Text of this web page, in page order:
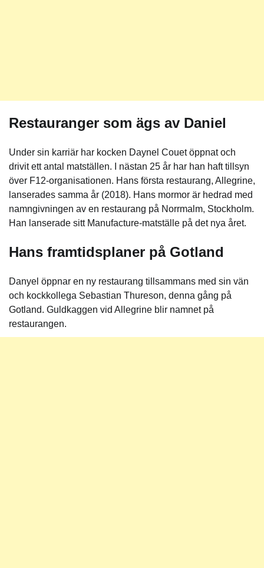
Restauranger som ägs av Daniel
Under sin karriär har kocken Daynel Couet öppnat och
drivit ett antal matställen. I nästan 25 år har han haft tillsyn
över F12-organisationen. Hans första restaurang, Allegrine,
lanserades samma år (2018). Hans mormor är hedrad med
namngivningen av en restaurang på Norrmalm, Stockholm.
Han lanserade sitt Manufacture-matställe på det nya året.
Hans framtidsplaner på Gotland
Danyel öppnar en ny restaurang tillsammans med sin vän
och kockkollega Sebastian Thureson, denna gång på
Gotland. Guldkaggen vid Allegrine blir namnet på
restaurangen.